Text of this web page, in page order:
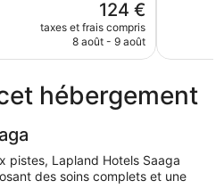
Le
nouveau
prix
124 €
taxes et frais compris
8 août - 9 août
hébergement
pistes, Lapland Hotels Saaga
des soins complets et une